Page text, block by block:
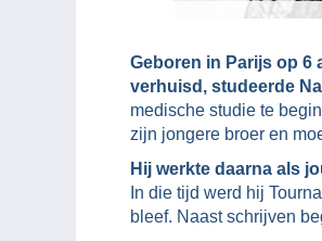
Geboren in Parijs op 6
verhuisd, studeerde
medische studie te
zijn jongere broer en
Hij werkte daarna als
In die tijd werd hij
bleef. Naast schrijven